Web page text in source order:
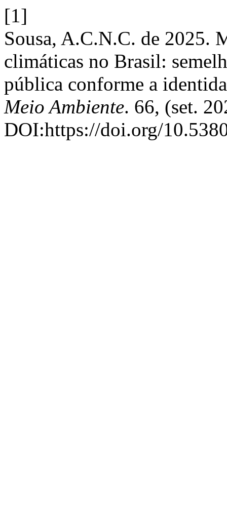
[1]
Sousa, A.C.N.C. de 2025.
climáticas no Brasil:
pública conforme a
Meio Ambiente. 66, (set.
DOI:https://doi.org/